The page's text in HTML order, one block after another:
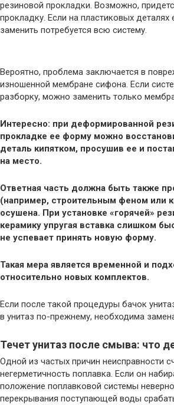
резиновой прокладки. Возможно,
прокладку. Если на пластиковых деталях
заменить потребуется всю систему.
Вероятно, проблема заключается в
изношенной мембране сифона. Если
разборку, можно заменить только
Интересно: при деформированной
прокладке ее форму можно
деталь кипятком, просушив ее и
на место.
Ответная часть должна быть также
(например, строительным феном или
осушена. При установке «горячей»
керамику упругая вставка слишком
не успевает принять новую форму.
Такая мера является временной и
относительно новых комплектов.
Если после такой процедуры бачок
в унитаз по-прежнему, необходима
Течет унитаз после смыва: что
Одной из частых причин неисправности
негерметичность поплавка. Если он
положение поплавковой системы
перекрывания поступающей воды